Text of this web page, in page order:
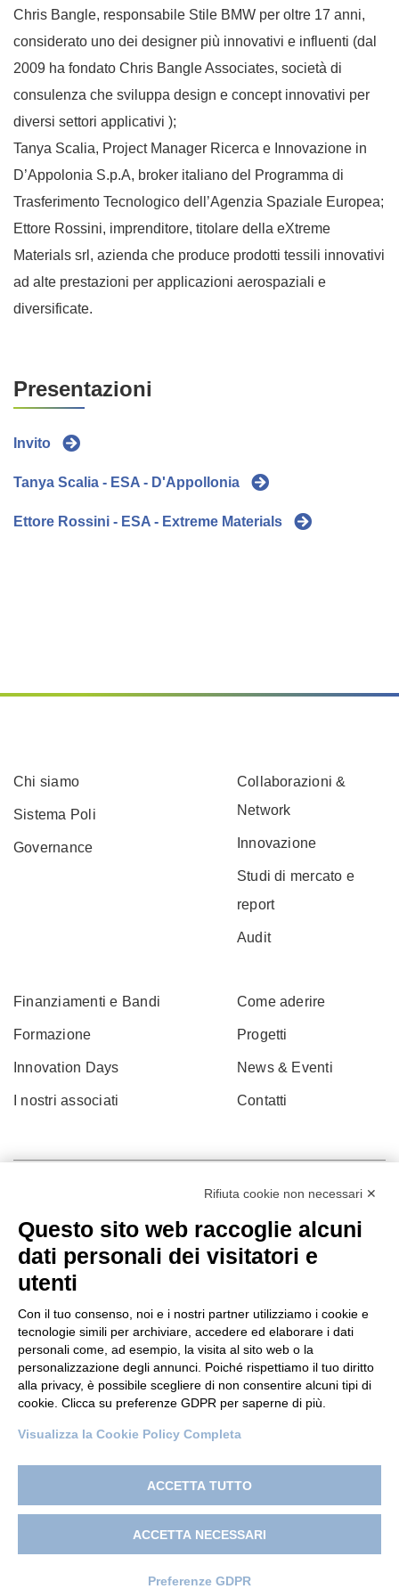
Chris Bangle, responsabile Stile BMW per oltre 17 anni,
considerato uno dei designer più innovativi e influenti (dal
2009 ha fondato Chris Bangle Associates, società di
consulenza che sviluppa design e concept innovativi per
diversi settori applicativi );
Tanya Scalia, Project Manager Ricerca e Innovazione in
D’Appolonia S.p.A, broker italiano del Programma di
Trasferimento Tecnologico dell’Agenzia Spaziale Europea;
Ettore Rossini, imprenditore, titolare della eXtreme
Materials srl, azienda che produce prodotti tessili innovativi
ad alte prestazioni per applicazioni aerospaziali e
diversificate.
Presentazioni
Invito
Tanya Scalia - ESA - D'Appollonia
Ettore Rossini - ESA - Extreme Materials
Chi siamo
Sistema Poli
Governance
Collaborazioni &
Network
Innovazione
Studi di mercato e
report
Audit
Finanziamenti e Bandi
Formazione
Innovation Days
I nostri associati
Come aderire
Progetti
News & Eventi
Contatti
© 2022 Po.in.tex
Città Studi – C.so Pella 2b – 13900 Biella (BI)
Rifiuta cookie non necessari ✕
Questo sito web raccoglie alcuni
dati personali dei visitatori e
utenti
Con il tuo consenso, noi e i nostri partner utilizziamo i cookie e
tecnologie simili per archiviare, accedere ed elaborare i dati
personali come, ad esempio, la visita al sito web o la
personalizzazione degli annunci. Poiché rispettiamo il tuo diritto
alla privacy, è possibile scegliere di non consentire alcuni tipi di
cookie. Clicca su preferenze GDPR per saperne di più.
Visualizza la Cookie Policy Completa
ACCETTA TUTTO
ACCETTA NECESSARI
Preferenze GDPR